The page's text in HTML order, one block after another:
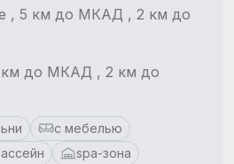
, 5 км до МКАД , 2 км до
до МКАД , 2 км до
с мебелью
spa-зона